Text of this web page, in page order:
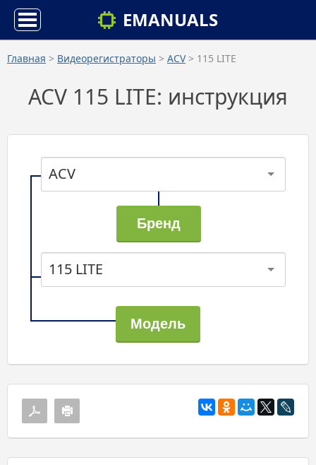
EMANUALS
Главная > Видеорегистраторы > ACV> 115 LITE
ACV 115 LITE: инструкция
ACV
115 LITE